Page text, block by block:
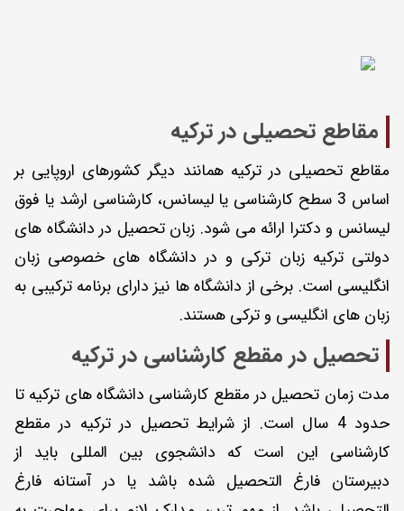
مقاطع تحصیلی در ترکیه
مقاطع تحصیلی در ترکیه همانند دیگر کشورهای اروپایی بر
اساس 3 سطح کارشناسی یا لیسانس، کارشناسی ارشد یا فوق
لیسانس و دکترا ارائه می شود. زبان تحصیل در دانشگاه های
دولتی ترکیه زبان ترکی و در دانشگاه های خصوصی زبان
انگلیسی است. برخی از دانشگاه ها نیز دارای برنامه ترکیبی به
زبان های انگلیسی و ترکی هستند.
تحصیل در مقطع کارشناسی در ترکیه
مدت زمان تحصیل در مقطع کارشناسی دانشگاه های ترکیه تا
حدود 4 سال است. از شرایط تحصیل در ترکیه در مقطع
کارشناسی این است که دانشجوی بین المللی باید از
دبیرستان فارغ التحصیل شده باشد یا در آستانه فارغ